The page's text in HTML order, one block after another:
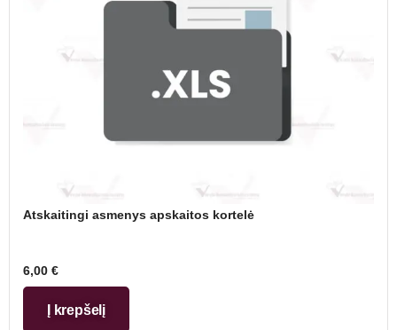
Atskaitingi asmenys apskaitos kortelė
6,00 €
Į krepšelį